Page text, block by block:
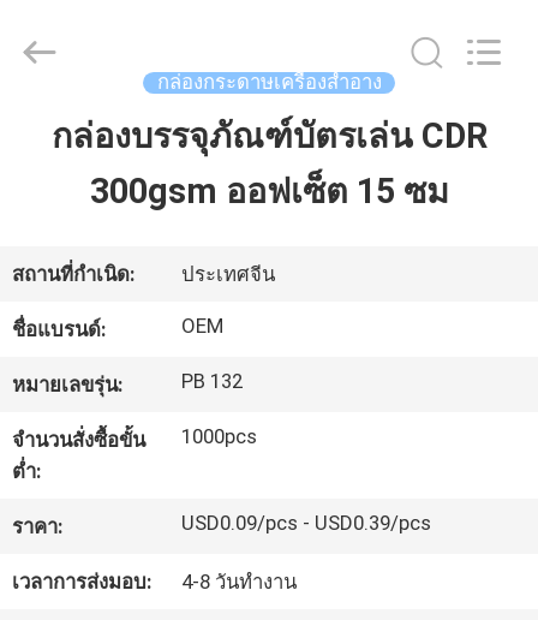
บ้าน
เกี่ยว
กับ
เรา
ทัวร์
โรงงาน
DISPLAY
Reserved.
กล่องกระดาษเครื่องสำอาง
กล่องบรรจุภัณฑ์บัตรเล่น CDR
300gsm ออฟเซ็ต 15 ซม
สถานที่กำเนิด: ประเทศจีน
ชื่อแบรนด์: OEM
หมายเลขรุ่น: PB 132
จำนวนสั่งซื้อขั้น
ต่ำ:
1000pcs
ราคา: USD0.09/pcs - USD0.39/pcs
เวลาการส่งมอบ: 4-8 วันทำงาน